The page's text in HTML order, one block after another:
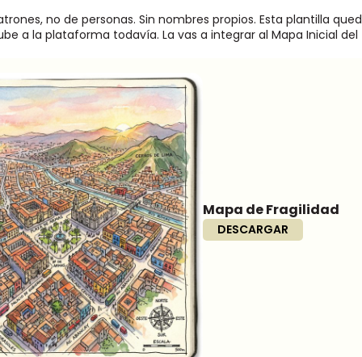
no de personas. Sin nombres propios. Esta plantilla
a la plataforma todavía. La vas a integrar al Mapa Inicial del
Mapa de Fragilidad
DESCARGAR